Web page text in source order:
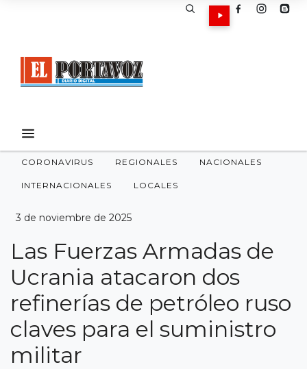
CORONAVIRUS REGIONALES NACIONALES
INTERNACIONALES LOCALES
3 de noviembre de 2025
Las Fuerzas Armadas de
Ucrania atacaron dos
refinerías de petróleo ruso
claves para el suministro
militar